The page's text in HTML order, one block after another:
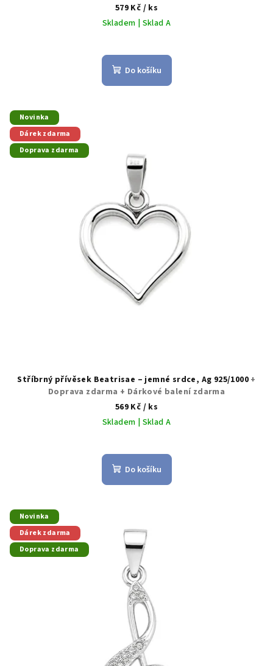
579 Kč / ks
Skladem | Sklad A
Do košíku
Novinka
Dárek zdarma
Doprava zdarma
Stříbrný přívěsek Beatrisae – jemné srdce, Ag 925/1000 +
Doprava zdarma + Dárkové balení zdarma
569 Kč / ks
Skladem | Sklad A
Do košíku
Novinka
Dárek zdarma
Doprava zdarma